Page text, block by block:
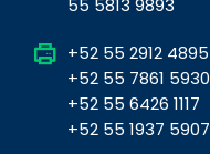
55 5813 9893
+52 55 2912 4895
+52 55 7861 5930
+52 55 6426 1117
+52 55 1937 5907